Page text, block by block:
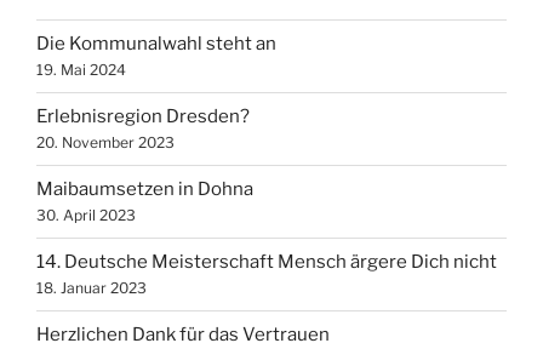
Die Kommunalwahl steht an
19. Mai 2024
Erlebnisregion Dresden?
20. November 2023
Maibaumsetzen in Dohna
30. April 2023
14. Deutsche Meisterschaft Mensch ärgere Dich nicht
18. Januar 2023
Herzlichen Dank für das Vertrauen